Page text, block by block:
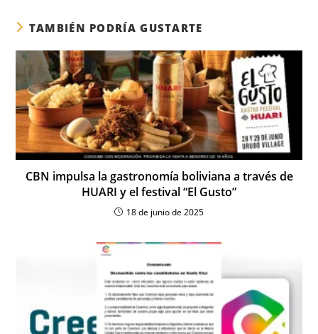
TAMBIÉN PODRÍA GUSTARTE
CBN impulsa la gastronomía boliviana a través de
HUARI y el festival “El Gusto”
18 de junio de 2025